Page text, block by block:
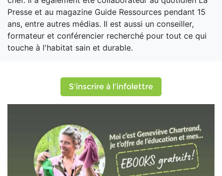
Presse et au magazine Guide Ressources pendant 15
ans, entre autres médias. Il est aussi un conseiller,
formateur et conférencier recherché pour tout ce qui
touche à l'habitat sain et durable.
S'inscrire à l'infolettre